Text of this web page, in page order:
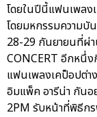
โดยในปีนี้แฟนเพลง
โดยมหกรรมความบั
28-29 กันยายนที่ผ่
CONCERT อีกหนึ่ง
แฟนเพลงเคป็อปต่า
อิมแพ็ค อารีน่า กัน
2PM รับหน้าที่พิธี